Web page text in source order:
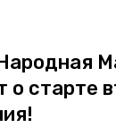
о старте